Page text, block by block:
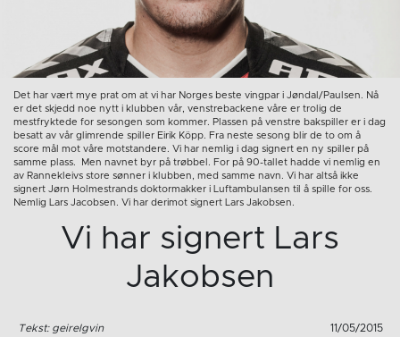
Det har vært mye prat om at vi har Norges beste vingpar i Jøndal/Paulsen. Nå
er det skjedd noe nytt i klubben vår, venstrebackene våre er trolig de
mestfryktede for sesongen som kommer. Plassen på venstre bakspiller er i dag
besatt av vår glimrende spiller Eirik Köpp. Fra neste sesong blir de to om å
score mål mot våre motstandere. Vi har nemlig i dag signert en ny spiller på
samme plass. Men navnet byr på trøbbel. For på 90-tallet hadde vi nemlig en
av Rannekleivs store sønner i klubben, med samme navn. Vi har altså ikke
signert Jørn Holmestrands doktormakker i Luftambulansen til å spille for oss.
Nemlig Lars Jacobsen. Vi har derimot signert Lars Jakobsen.
Vi har signert Lars
Jakobsen
Tekst: geirelgvin 11/05/2015